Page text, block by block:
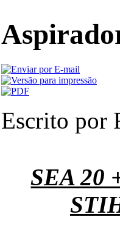
Escrito por
SEA 20